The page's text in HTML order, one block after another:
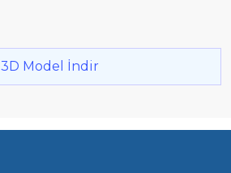
3D Model İndir